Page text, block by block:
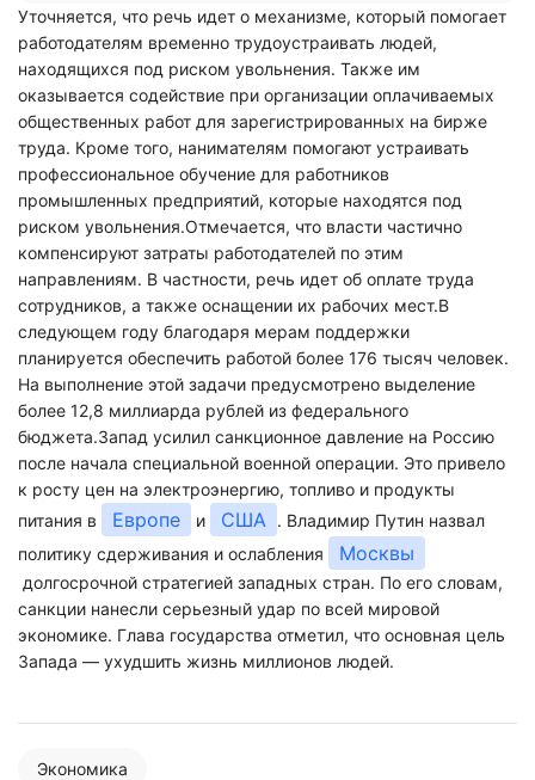
Уточняется, что речь идет о механизме, который помогает
работодателям временно трудоустраивать людей,
находящихся под риском увольнения. Также им
оказывается содействие при организации оплачиваемых
общественных работ для зарегистрированных на бирже
труда. Кроме того, нанимателям помогают устраивать
профессиональное обучение для работников
промышленных предприятий, которые находятся под
риском увольнения.Отмечается, что власти частично
компенсируют затраты работодателей по этим
направлениям. В частности, речь идет об оплате труда
сотрудников, а также оснащении их рабочих мест.В
следующем году благодаря мерам поддержки
планируется обеспечить работой более 176 тысяч человек.
На выполнение этой задачи предусмотрено выделение
более 12,8 миллиарда рублей из федерального
бюджета.Запад усилил санкционное давление на Россию
после начала специальной военной операции. Это привело
к росту цен на электроэнергию, топливо и продукты
питания в
Европе и США . Владимир Путин назвал
политику сдерживания и ослабления
Москвы
долгосрочной стратегией западных стран. По его словам,
санкции нанесли серьезный удар по всей мировой
экономике. Глава государства отметил, что основная цель
Запада — ухудшить жизнь миллионов людей.
Экономика